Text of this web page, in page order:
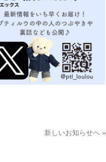
新しいお知らせへ »